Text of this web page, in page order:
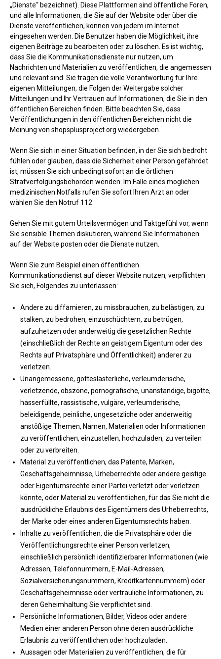
„Dienste“ bezeichnet). Diese Plattformen sind öffentliche Foren,
und alle Informationen, die Sie auf der Website oder über die
Dienste veröffentlichen, können von jedem im Internet
eingesehen werden. Die Benutzer haben die Möglichkeit, ihre
eigenen Beiträge zu bearbeiten oder zu löschen. Es ist wichtig,
dass Sie die Kommunikationsdienste nur nutzen, um
Nachrichten und Materialien zu veröffentlichen, die angemessen
und relevant sind. Sie tragen die volle Verantwortung für Ihre
eigenen Mitteilungen, die Folgen der Weitergabe solcher
Mitteilungen und Ihr Vertrauen auf Informationen, die Sie in den
öffentlichen Bereichen finden. Bitte beachten Sie, dass
Veröffentlichungen in den öffentlichen Bereichen nicht die
Meinung von shopsplusproject.org wiedergeben.
Wenn Sie sich in einer Situation befinden, in der Sie sich bedroht
fühlen oder glauben, dass die Sicherheit einer Person gefährdet
ist, müssen Sie sich unbedingt sofort an die örtlichen
Strafverfolgungsbehörden wenden. Im Falle eines möglichen
medizinischen Notfalls rufen Sie sofort Ihren Arzt an oder
wählen Sie den Notruf 112.
Gehen Sie mit gutem Urteilsvermögen und Taktgefühl vor, wenn
Sie sensible Themen diskutieren, während Sie Informationen
auf der Website posten oder die Dienste nutzen.
Wenn Sie zum Beispiel einen öffentlichen
Kommunikationsdienst auf dieser Website nutzen, verpflichten
Sie sich, Folgendes zu unterlassen:
Andere zu diffamieren, zu missbrauchen, zu belästigen, zu
stalken, zu bedrohen, einzuschüchtern, zu betrügen,
aufzuhetzen oder anderweitig die gesetzlichen Rechte
(einschließlich der Rechte an geistigem Eigentum oder des
Rechts auf Privatsphäre und Öffentlichkeit) anderer zu
verletzen.
Unangemessene, gotteslästerliche, verleumderische,
verletzende, obszöne, pornografische, unanständige, bigotte,
hasserfüllte, rassistische, vulgäre, verleumderische,
beleidigende, peinliche, ungesetzliche oder anderweitig
anstößige Themen, Namen, Materialien oder Informationen
zu veröffentlichen, einzustellen, hochzuladen, zu verteilen
oder zu verbreiten.
Material zu veröffentlichen, das Patente, Marken,
Geschäftsgeheimnisse, Urheberrechte oder andere geistige
oder Eigentumsrechte einer Partei verletzt oder verletzen
könnte, oder Material zu veröffentlichen, für das Sie nicht die
ausdrückliche Erlaubnis des Eigentümers des Urheberrechts,
der Marke oder eines anderen Eigentumsrechts haben.
Inhalte zu veröffentlichen, die die Privatsphäre oder die
Veröffentlichungsrechte einer Person verletzen,
einschließlich persönlich identifizierbarer Informationen (wie
Adressen, Telefonnummern, E-Mail-Adressen,
Sozialversicherungsnummern, Kreditkartennummern) oder
Geschäftsgeheimnisse oder vertrauliche Informationen, zu
deren Geheimhaltung Sie verpflichtet sind.
Persönliche Informationen, Bilder, Videos oder andere
Medien einer anderen Person ohne deren ausdrückliche
Erlaubnis zu veröffentlichen oder hochzuladen.
Aussagen oder Materialien zu veröffentlichen, die für